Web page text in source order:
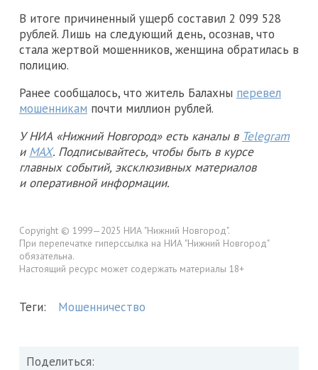
В итоге причиненный ущерб составил 2 099 528
рублей. Лишь на следующий день, осознав, что
стала жертвой мошенников, женщина обратилась в
полицию.
Ранее сообщалось, что житель Балахны перевел
мошенникам почти миллион рублей.
У НИА «Нижний Новгород» есть каналы в Telegram
и MAX. Подписывайтесь, чтобы быть в курсе
главных событий, эксклюзивных материалов
и оперативной информации.
Copyright © 1999—2025 НИА "Нижний Новгород".
При перепечатке гиперссылка на НИА "Нижний Новгород"
обязательна.
Настоящий ресурс может содержать материалы 18+
Теги: Мошенничество
Поделиться: